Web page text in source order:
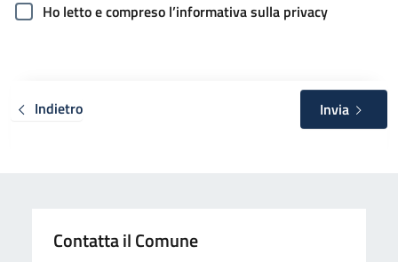
Ho letto e compreso l’informativa sulla privacy
Indietro Invia
Contatta il Comune